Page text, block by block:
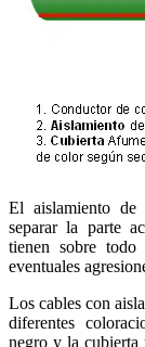
El aislamiento de
separar la parte
tienen sobre
eventuales
Los cables con
diferentes
negro y la cubierta